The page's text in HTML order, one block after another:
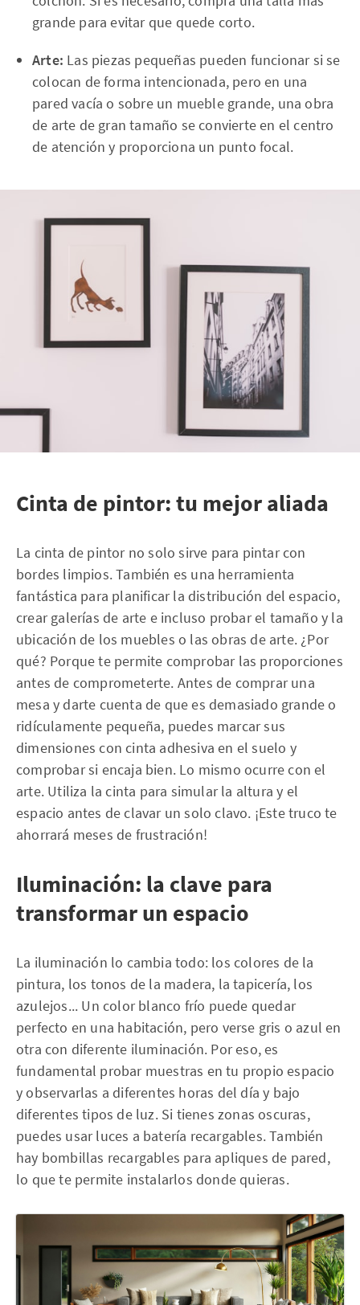
grande para evitar que quede corto.
Arte: Las piezas pequeñas pueden funcionar si se
colocan de forma intencionada, pero en una
pared vacía o sobre un mueble grande, una obra
de arte de gran tamaño se convierte en el centro
de atención y proporciona un punto focal.
Cinta de pintor: tu mejor aliada
La cinta de pintor no solo sirve para pintar con
bordes limpios. También es una herramienta
fantástica para planificar la distribución del espacio,
crear galerías de arte e incluso probar el tamaño y la
ubicación de los muebles o las obras de arte. ¿Por
qué? Porque te permite comprobar las proporciones
antes de comprometerte. Antes de comprar una
mesa y darte cuenta de que es demasiado grande o
ridículamente pequeña, puedes marcar sus
dimensiones con cinta adhesiva en el suelo y
comprobar si encaja bien. Lo mismo ocurre con el
arte. Utiliza la cinta para simular la altura y el
espacio antes de clavar un solo clavo. ¡Este truco te
ahorrará meses de frustración!
Iluminación: la clave para
transformar un espacio
La iluminación lo cambia todo: los colores de la
pintura, los tonos de la madera, la tapicería, los
azulejos... Un color blanco frío puede quedar
perfecto en una habitación, pero verse gris o azul en
otra con diferente iluminación. Por eso, es
fundamental probar muestras en tu propio espacio
y observarlas a diferentes horas del día y bajo
diferentes tipos de luz. Si tienes zonas oscuras,
puedes usar luces a batería recargables. También
hay bombillas recargables para apliques de pared,
lo que te permite instalarlos donde quieras.